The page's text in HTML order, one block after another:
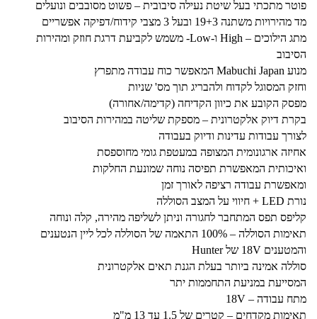
פוטר מתכתי בעל שיטת נעילה סיבובית – פשוט מסובבים ונועלים
מד מהירויות משתנה 19+3 ובעל 3 מצבי קידוח/דפיקה אפשריים
מתג הילוכים – High ו-Low- משמש לקביעת דרגת חוזק ומהירות
הסיבוב
מנוע Mabuchi Japan המאפשר כוח עבודה מתפרץ
וחזק המסוגל לקדוח ולהבריג תוך מס' שניות
מפסק הקובע את כיוון הקדיחה (קדימה/אחורה)
בקרת דיוק אלקטרונית – מספקת שליטה במהירות הסיבוב
לצורך עבודות עדינות ודיוק בעבודה
אחיזה ארגונומית המצופה במעטפת גומי מחוספסת
ואיכותית המאפשרת תפיסה נוחה שמונעת החלקות
ומאפשרת עבודה רציפה לאורך זמן
נורת LED + חיווי על המצב הסוללה
קליפס תפס המתחבר לחגורה וניתן לשליפה מהירה, קלה ונוחה
תאימות הסוללה – 100% התאמה של הסוללה לכל ליין הנטענים
והמטענים 18V של Hunter
סוללה אמינה ביותר בעלת הגנת תאים אלקטרונית
המסייעת במניעת התחממות יתר
מתח עבודה – 18V
תאימות מקדחים – קטרים של 1.5 עד 13 מ"מ